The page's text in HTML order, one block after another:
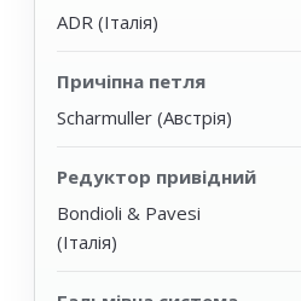
ADR (Італія)
Причіпна петля
Scharmuller (Австрія)
Редуктор привідний
Bondioli & Pavesi
(Італія)